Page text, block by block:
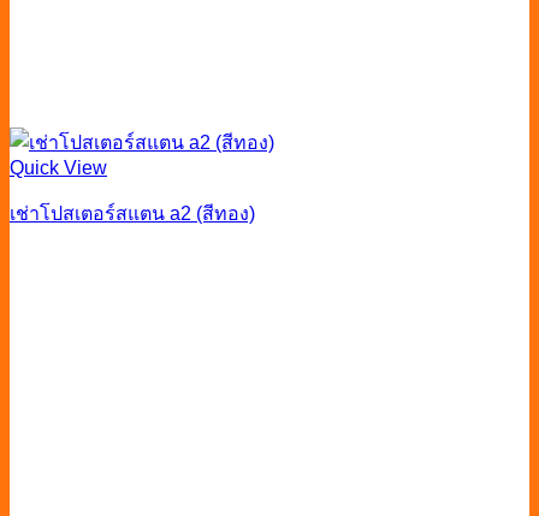
Quick View
เช่าโปสเตอร์สแตน a2 (สีทอง)